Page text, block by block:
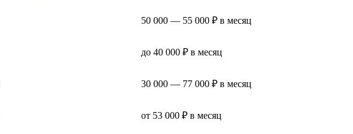
50 000 — 55 000 ₽ в месяц
до 40 000 ₽ в месяц
30 000 — 77 000 ₽ в месяц
от 53 000 ₽ в месяц